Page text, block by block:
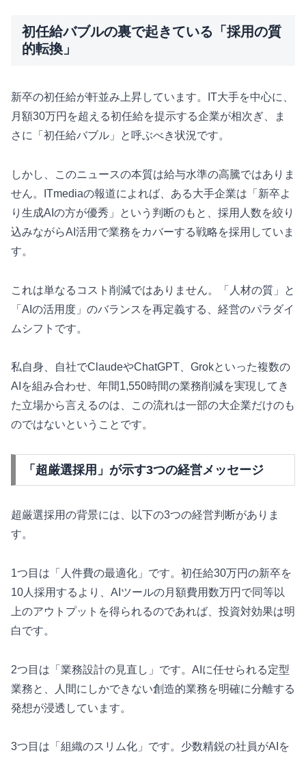
初任給バブルの裏で起きている「採用の質
的転換」
新卒の初任給が軒並み上昇しています。IT大手を中心に、
月額30万円を超える初任給を提示する企業が相次ぎ、ま
さに「初任給バブル」と呼ぶべき状況です。
しかし、このニュースの本質は給与水準の高騰ではありま
せん。ITmediaの報道によれば、ある大手企業は「新卒よ
り生成AIの方が優秀」という判断のもと、採用人数を絞り
込みながらAI活用で業務をカバーする戦略を採用していま
す。
これは単なるコスト削減ではありません。「人材の質」と
「AIの活用度」のバランスを再定義する、経営のパラダイ
ムシフトです。
私自身、自社でClaudeやChatGPT、Grokといった複数の
AIを組み合わせ、年間1,550時間の業務削減を実現してき
た立場から言えるのは、この流れは一部の大企業だけのも
のではないということです。
「超厳選採用」が示す3つの経営メッセージ
超厳選採用の背景には、以下の3つの経営判断がありま
す。
1つ目は「人件費の最適化」です。初任給30万円の新卒を
10人採用するより、AIツールの月額費用数万円で同等以
上のアウトプットを得られるのであれば、投資対効果は明
白です。
2つ目は「業務設計の見直し」です。AIに任せられる定型
業務と、人間にしかできない創造的業務を明確に分離する
発想が浸透しています。
3つ目は「組織のスリム化」です。少数精鋭の社員がAIを